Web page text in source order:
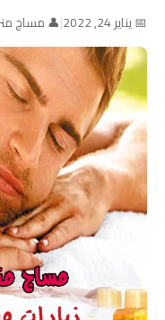
📅 يناير 24, 2022 |👤 مساج منزلي